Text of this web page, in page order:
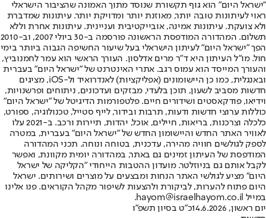
"ישראל היום" הוא גוף תקשורת שנוסד מתוך האמונה שהציבור הישראלי
ראוי לעיתונות טובה יותר, מאוזנת יותר ומדויקת יותר. עיתונות שמדברת
ולא צועקת. עיתונות אמינה, אובייקטיבית ועניינית. עיתונות אחרת וללא
תשלום. המהדורה המודפסת הראשונה פורסמה ב-30 ביולי 2007, וב-2010
הפך "ישראל היום" לעיתון הישראלי בעל שיעור החשיפה הגבוה ביותר בימי
חול. מו"ל העיתון היא ד"ר מרים אדלסון. העורך הראשי הוא עמר לחמנוביץ,
והעורך המייסד הוא עמוס רגב. אתרי האינטרנט של "ישראל היום" בעברית
ובאנגלית, כמו כן היישומונים (אפליקציות) לאנדרואיד ול-iOS, מציגים
חדשות מסביב לשעון, תוכן בלעדי, מבזקים ועדכונים, ניתוחים ופרשנויות,
וידיאו, פודקאסטים ושידורים חיים. פלטפורמות הדיגיטל של "ישראל היום"
כוללות ערוצי חדשות ודעות, תרבות ובידור, לייף סטייל, טכנולוגיה, ספורט,
כלכלה וצרכנות, בריאות, חיילים, אוכל, יהדות, תיירות ורכב. ב-2021 עלו
לאוויר האתר החדש והיישומון החדש של "ישראל היום" בעברית, במטרה
לספק לגולשים חוויה מהירה, עדכנית, בטוחה ונוחה. תכני המהדורה
המודפסת של העיתון זמינים גם באתר, במהדורה יומית מקוונת, ואפשר
לקבל אותם גם בניוזלטר. מועדון ההטבות הייחודי "הקליקה של ישראל
היום" מציע לגולשי האתר הנחות ומבצעים על מוצרים ושירותים. ישראל
היום פתוח להערות, לביקורת ולהצעות לשיפור מקהל הקוראים. פנו אלינו
במייל hayom@israelhayom.co.il.
יום ראשון, 14.6.2026
כ"ט בסיון תשפ"ו